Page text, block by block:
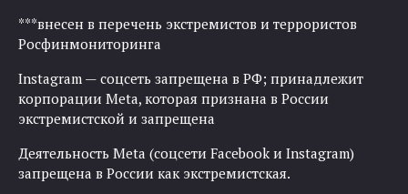
***внесен в перечень экстремистов и террористов
Росфинмониторинга
Instagram — соцсеть запрещена в РФ; принадлежит
корпорации Meta, которая признана в России
экстремистской и запрещена
Деятельность Meta (соцсети Facebook и Instagram)
запрещена в России как экстремистская.